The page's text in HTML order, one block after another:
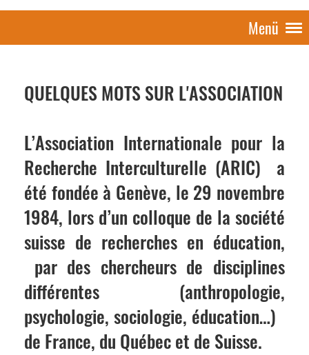
Menü
QUELQUES MOTS SUR L'ASSOCIATION
L’Association Internationale pour la
Recherche Interculturelle (ARIC) a
été fondée à Genève, le 29 novembre
1984, lors d’un colloque de la société
suisse de recherches en éducation,
par des chercheurs de disciplines
différentes (anthropologie,
psychologie, sociologie, éducation…)
de France, du Québec et de Suisse.